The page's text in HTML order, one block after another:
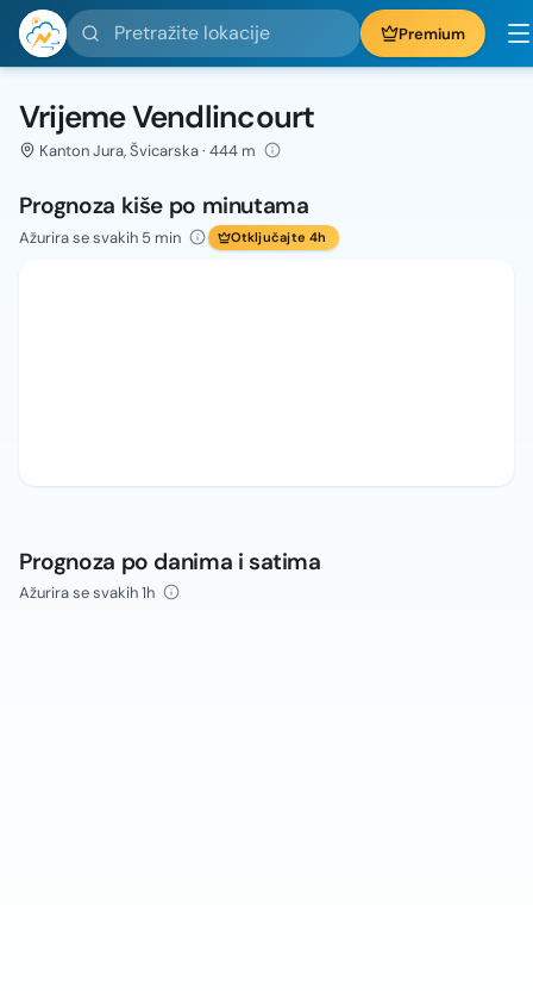
Pretražite lokacije Premium
Vrijeme Vendlincourt
Kanton Jura, Švicarska · 444 m
Prognoza kiše po minutama
Ažurira se svakih 5 min Otključajte 4h
Prognoza po danima i satima
Ažurira se svakih 1h